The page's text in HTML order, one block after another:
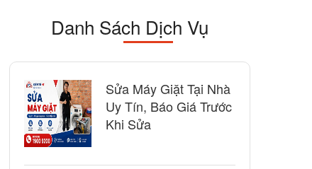
Danh Sách Dịch Vụ
Sửa Máy Giặt Tại Nhà
Uy Tín, Báo Giá Trước
Khi Sửa